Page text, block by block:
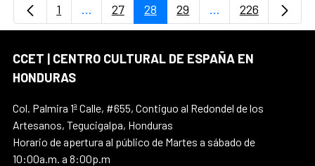
Página
1 ...Páginas intermedias Use TAB para
Página
27 Página
28 Página
29 ...PáginasPágina
226
CCET | CENTRO CULTURAL DE ESPAÑA EN
HONDURAS
Col. Palmira 1ª Calle, #655, Contiguo al Redondel de los
Artesanos, Tegucigalpa, Honduras
Horario de apertura al público de Martes a sábado de
10:00a.m. a 8:00p.m